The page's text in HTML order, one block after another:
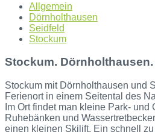
Allgemein
Dörnholthausen
Seidfeld
Stockum
Stockum.
Stockum mit Dörnholthausen und
Ferienort in einem Seitental des
Im Ort findet man kleine Park- und
Ruhebänken und
einen kleinen Skilift. Ein schnell